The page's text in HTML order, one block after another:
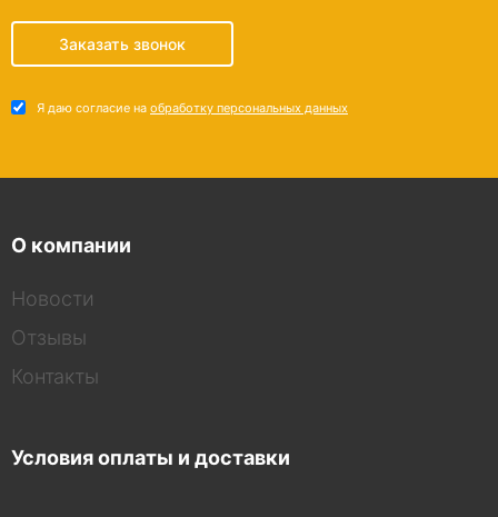
Заказать звонок
Я даю согласие на обработку персональных данных
О компании
Новости
Отзывы
Контакты
Условия оплаты и доставки